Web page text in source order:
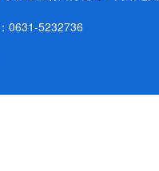
0631-5232736